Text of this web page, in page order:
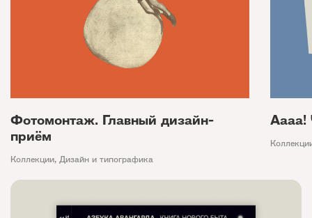
Фотомонтаж. Главный дизайн-
приём
Коллекции, Дизайн и типографика
Аааа!